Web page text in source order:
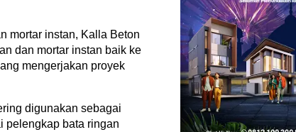
mortar instan, Kalla Beton
dan mortar instan baik ke
mengerjakan proyek
digunakan sebagai
pelengkap bata ringan